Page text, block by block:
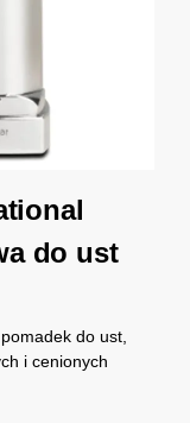
do ust
do ust,
i cenionych